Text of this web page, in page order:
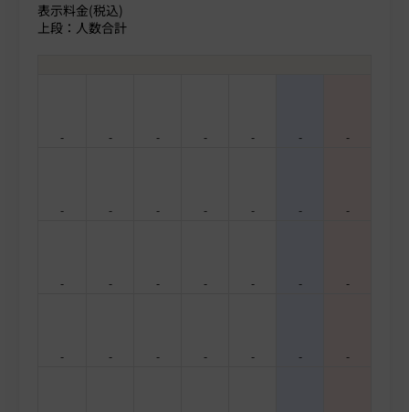
表示料金(税込)
上段：人数合計
- - - - - - -
- - - - - - -
- - - - - - -
- - - - - - -